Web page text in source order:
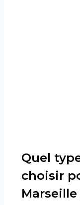
Quel
choisir
Marseille